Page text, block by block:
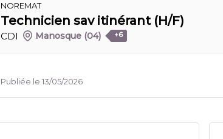
NOREMAT
Technicien sav itinérant (H/F)
CDI Manosque (04) +6
Publiée le 13/05/2026